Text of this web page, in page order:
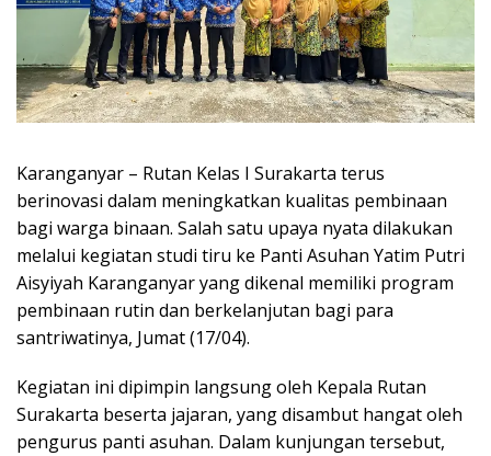
Karanganyar – Rutan Kelas I Surakarta terus
berinovasi dalam meningkatkan kualitas pembinaan
bagi warga binaan. Salah satu upaya nyata dilakukan
melalui kegiatan studi tiru ke Panti Asuhan Yatim Putri
Aisyiyah Karanganyar yang dikenal memiliki program
pembinaan rutin dan berkelanjutan bagi para
santriwatinya, Jumat (17/04).
Kegiatan ini dipimpin langsung oleh Kepala Rutan
Surakarta beserta jajaran, yang disambut hangat oleh
pengurus panti asuhan. Dalam kunjungan tersebut,